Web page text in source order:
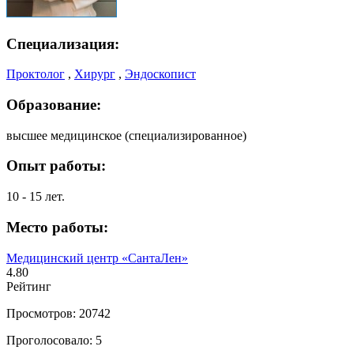
Специализация:
Проктолог , Хирург , Эндоскопист
Образование:
высшее медицинское (специализированное)
Опыт работы:
10 - 15 лет.
Место работы:
Медицинский центр «СантаЛен»
4.80
Рейтинг
Просмотров: 20742
Проголосовало: 5